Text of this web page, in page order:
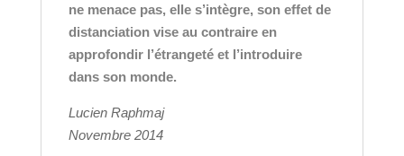
ne menace pas, elle s’intègre, son effet de
distanciation vise au contraire en
approfondir l’étrangeté et l’introduire
dans son monde.
Lucien Raphmaj
Novembre 2014